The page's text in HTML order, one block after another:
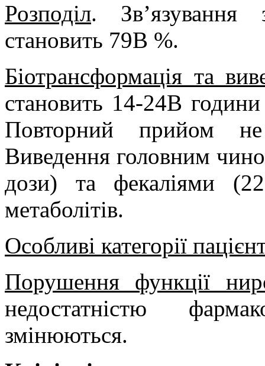
Розподіл. Зв’язування
становить 79В %.
Біотрансформація та
становить 14-24В
Повторний прийом
Виведення головним
дози) та фекаліями
метаболітів.
Особливі категорії
Порушення функції
недостатністю
змінюються.